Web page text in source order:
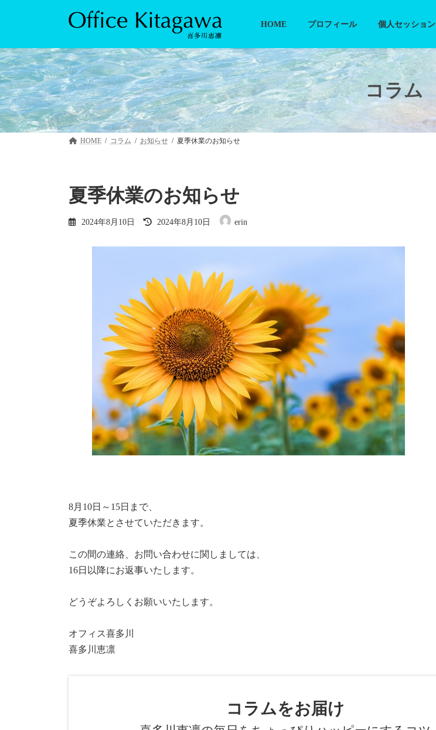
ツ
へ
ス
キ
ッ
プ
シ
ョ
ン
に
移
動
HOME プロフィール 個人セッション
コラム
HOME コラム お知らせ 夏季休業のお知らせ
夏季休業のお知らせ
2024年8月10日
最
新
:
2024年8月10日 erin
8月10日～15日まで、
夏季休業とさせていただきます。
この間の連絡、お問い合わせに関しましては、
16日以降にお返事いたします。
どうぞよろしくお願いいたします。
オフィス喜多川
喜多川恵凛
コラムをお届け